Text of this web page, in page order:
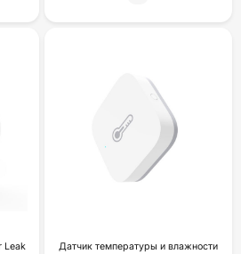
Leak
Датчик температуры и влажности